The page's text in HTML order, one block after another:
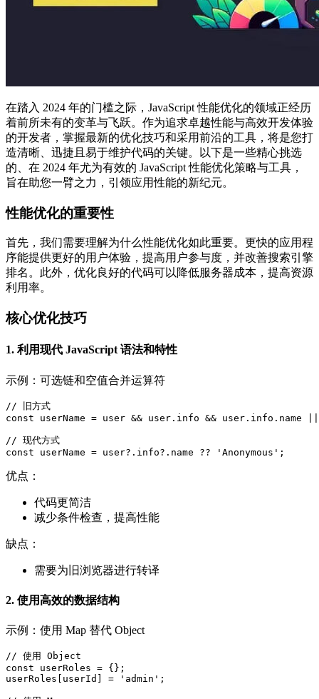
在踏入 2024 年的门槛之际，JavaScript 性能优化的领域正经历
着前所未有的变革与飞跃。作为追求卓越性能与高效开发体验
的开发者，掌握最新的优化技巧和采用前沿的工具，将是您打
造清晰、迅捷且易于维护代码的关键。以下是一些精心挑选
的、在 2024 年尤为有效的 JavaScript 性能优化策略与工具，
旨在助您一臂之力，引领应用性能的新纪元。
性能优化的重要性
首先，我们需要理解为什么性能优化如此重要。更快的应用程
序能提供更好的用户体验，提高用户参与度，并改善搜索引擎
排名。此外，优化良好的代码可以降低服务器成本，提高资源
利用率。
核心优化技巧
1. 利用现代 JavaScript 语法和特性
示例：可选链和空值合并运算符
// 旧方式
const userName = user && user.info && user.info.name
// 现代方式
const userName = user?.info?.name ?? 'Anonymous';
优点：
代码更简洁
减少条件检查，提高性能
缺点：
需要为旧浏览器进行转译
2. 使用高效的数据结构
示例：使用 Map 替代 Object
// 使用 Object
const userRoles = {};
userRoles[userId] = 'admin';